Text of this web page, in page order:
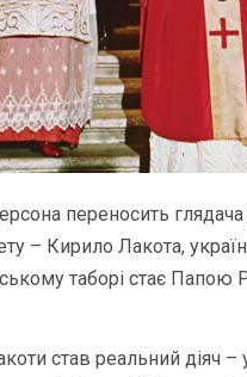
переносить глядача
– Кирило Лакота,
таборі стає Папою
став реальний діяч –